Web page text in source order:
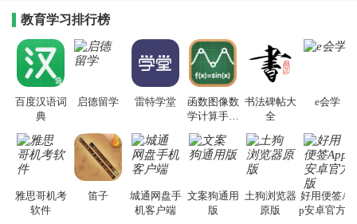
教育学习排行榜
百度汉语词
典
启德留学 雷特学堂
函数图像数
学计算手机
书法碑帖大
全
e会学
雅思哥机考
软件
笛子
城通网盘手
机客户端
文案狗通用
版
土狗浏览器
原版
好用便签Ap
p安卓官方版